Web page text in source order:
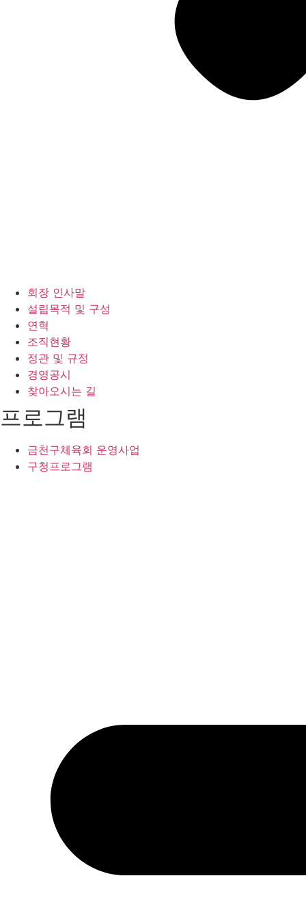
회장 인사말
설립목적 및 구성
연혁
조직현황
정관 및 규정
경영공시
찾아오시는 길
프로그램
금천구체육회 운영사업
구청프로그램